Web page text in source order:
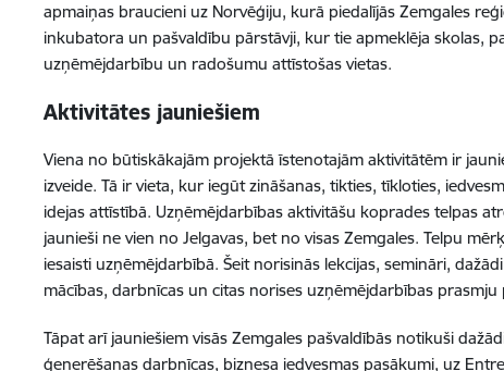
apmaiņas braucieni uz Norvēģiju, kurā piedalījās Zemgales
inkubatora un pašvaldību pārstāvji, kur tie apmeklēja skolas,
uzņēmējdarbību un radošumu attīstošas vietas.
Aktivitātes jauniešiem
Viena no būtiskākajām projektā īstenotajām aktivitātēm ir
izveide. Tā ir vieta, kur iegūt zināšanas, tikties, tīkloties,
idejas attīstībā. Uzņēmējdarbības aktivitāšu koprades telpas
jaunieši ne vien no Jelgavas, bet no visas Zemgales. Telpu
iesaisti uzņēmējdarbībā. Šeit norisinās lekcijas, semināri,
mācības, darbnīcas un citas norises uzņēmējdarbības prasmju
Tāpat arī jauniešiem visās Zemgales pašvaldībās notikuši
ģenerēšanas darbnīcas, biznesa iedvesmas pasākumi, uz